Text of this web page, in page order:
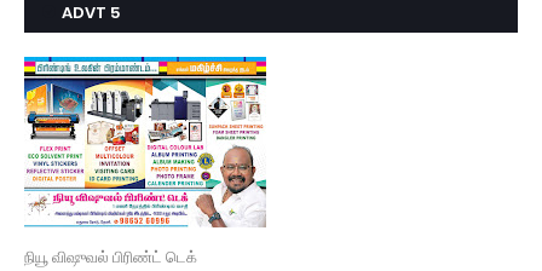
ADVT 5
நியூ விஷுவல் பிரிண்ட் டெக்